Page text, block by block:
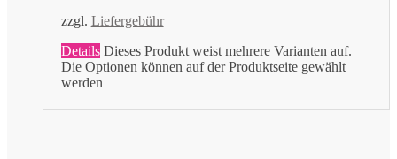
zzgl. Liefergebühr
Details Dieses Produkt weist mehrere Varianten auf.
Die Optionen können auf der Produktseite gewählt
werden